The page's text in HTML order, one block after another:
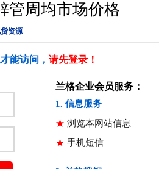
管周均市场价格
资源